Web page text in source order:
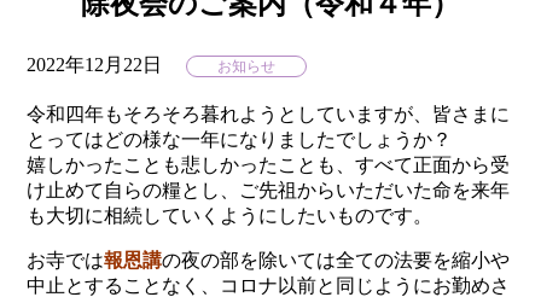
お知らせ
2022年12月22日
令和四年もそろそろ暮れようとしていますが、皆さまに
とってはどの様な一年になりましたでしょうか？
嬉しかったことも悲しかったことも、すべて正面から受
け止めて自らの糧とし、ご先祖からいただいた命を来年
も大切に相続していくようにしたいものです。
お寺では報恩講の夜の部を除いては全ての法要を縮小や
中止とすることなく、コロナ以前と同じようにお勤めさ